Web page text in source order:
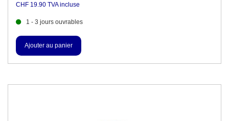
CHF 19.90 TVA incluse
1 - 3 jours ouvrables